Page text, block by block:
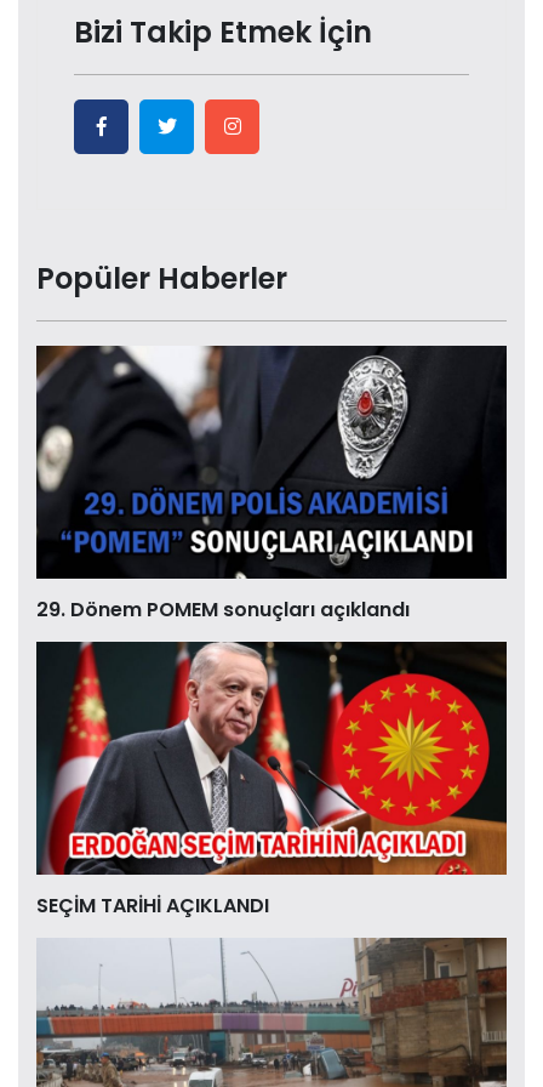
Bizi Takip Etmek İçin
Popüler Haberler
29. Dönem POMEM sonuçları açıklandı
SEÇİM TARİHİ AÇIKLANDI